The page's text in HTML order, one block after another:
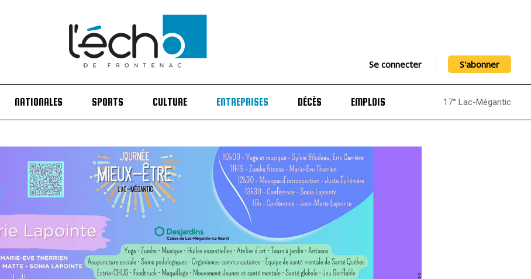
Se connecter S'abonner
NATIONALES SPORTS CULTURE ENTREPRISES DÉCÈS EMPLOIS 17° Lac-Mégantic